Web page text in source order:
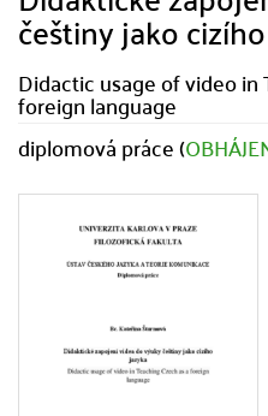
češtiny jako
Didactic usage of video in
foreign language
diplomová práce (